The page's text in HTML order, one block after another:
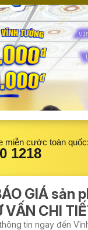
miễn cước toàn quốc:
1218
GIÁ sản
VẤN CHI
tin ngay đến
Vĩnh Tường
11/12/2025 - 15:17
ngăn
hiện đại,